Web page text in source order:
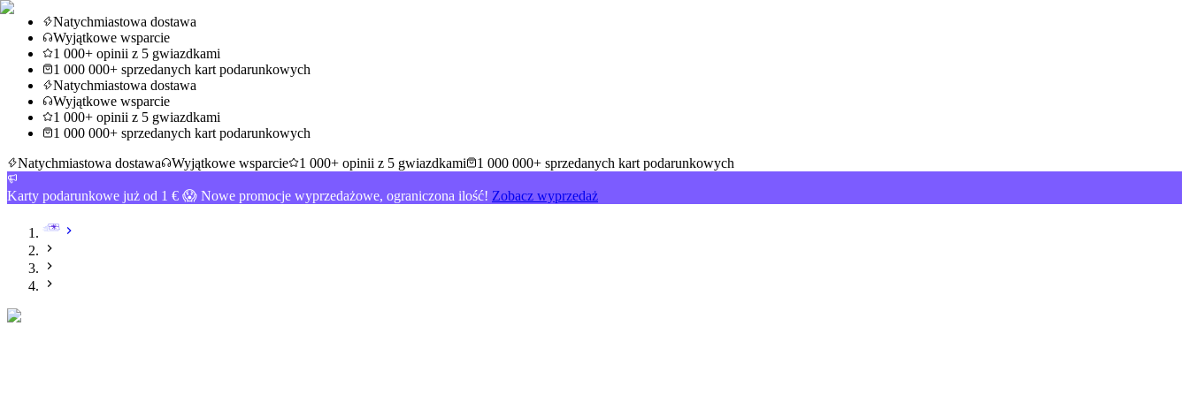
Natychmiastowa dostawa
Wyjątkowe wsparcie
1 000+ opinii z 5 gwiazdkami
1 000 000+ sprzedanych kart podarunkowych
Natychmiastowa dostawa
Wyjątkowe wsparcie
1 000+ opinii z 5 gwiazdkami
1 000 000+ sprzedanych kart podarunkowych
Natychmiastowa dostawa
Wyjątkowe wsparcie 1 000+ opinii z 5 gwiazdkami 1 000 000+ sprzedanych kart podarunkowych
Karty podarunkowe już od 1 € 😱 Nowe promocje wyprzedażowe, ograniczona ilość! Zobacz wyprzedaż